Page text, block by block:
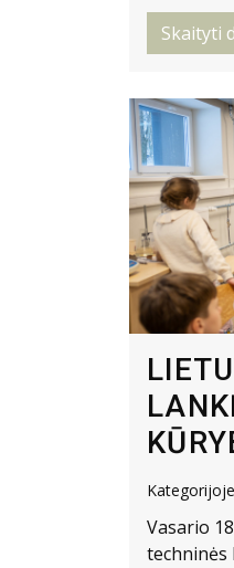
Skaityti
Kategorijoje
Vasario
techninės